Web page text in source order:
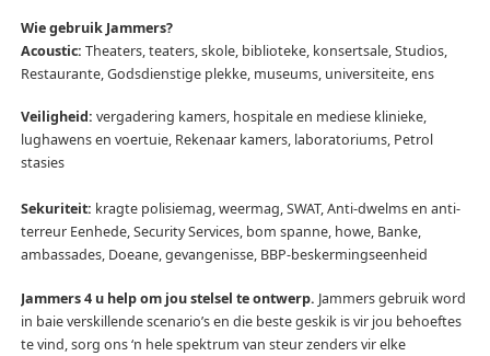
Wie gebruik Jammers?
Acoustic: Theaters, teaters, skole, biblioteke, konsertsale, Studios,
Restaurante, Godsdienstige plekke, museums, universiteite, ens
Veiligheid: vergadering kamers, hospitale en mediese klinieke,
lughawens en voertuie, Rekenaar kamers, laboratoriums, Petrol
stasies
Sekuriteit: kragte polisiemag, weermag, SWAT, Anti-dwelms en anti-
terreur Eenhede, Security Services, bom spanne, howe, Banke,
ambassades, Doeane, gevangenisse, BBP-beskermingseenheid
Jammers 4 u help om jou stelsel te ontwerp. Jammers gebruik word
in baie verskillende scenario’s en die beste geskik is vir jou behoeftes
te vind, sorg ons ‘n hele spektrum van steur zenders vir elke